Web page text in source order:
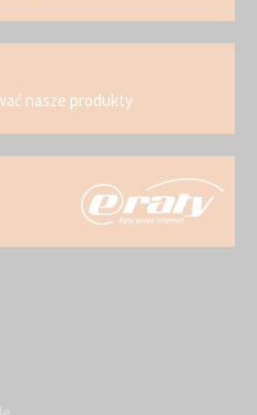
nasze produkty